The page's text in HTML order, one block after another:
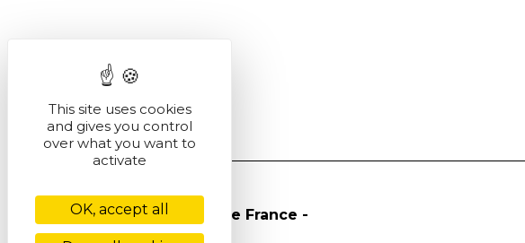
© Société Chimique de France -
This site uses cookies
and gives you control
over what you want to
activate
OK, accept all